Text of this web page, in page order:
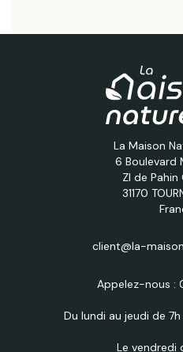
La Maison
6 Boulevard
ZI de
31170
client@la-
Appelez-nous :
Du lundi au jeudi de 7h
Le vendredi